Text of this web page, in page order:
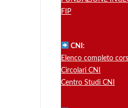
FIP
CNI:
Elenco completo
Circolari CNI
Centro Studi CNI